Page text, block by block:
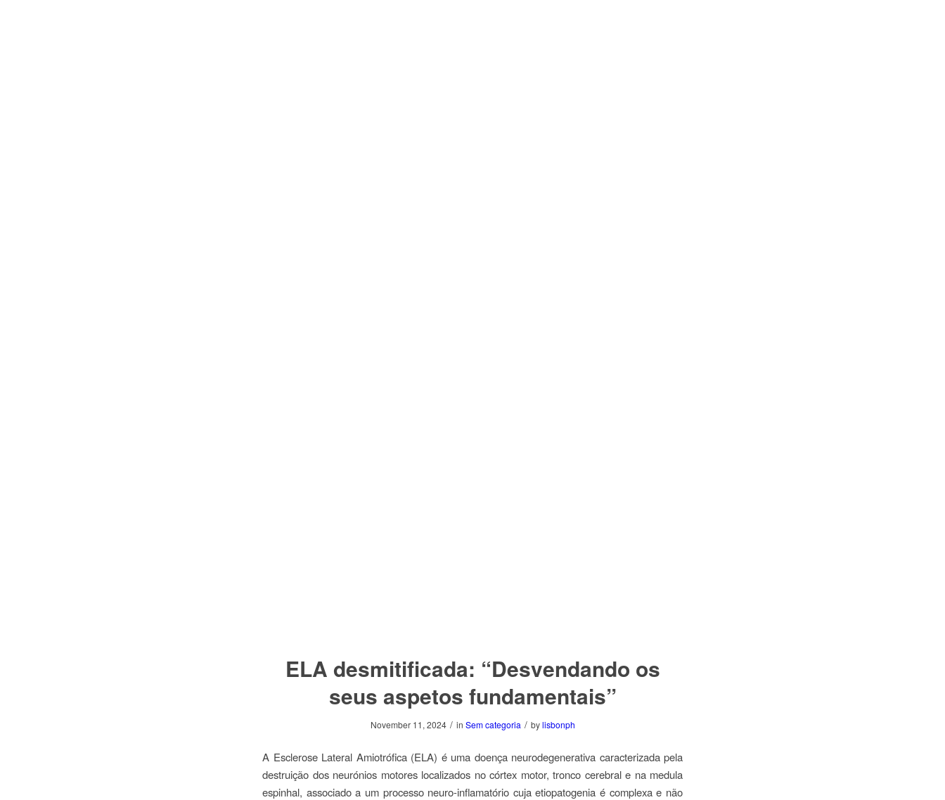
ELA desmitificada: “Desvendando os
seus aspetos fundamentais”
November 11, 2024 / in Sem categoria / bylisbonph
A Esclerose Lateral Amiotrófica (ELA) é uma doença neurodegenerativa caracterizada pela
destruição dos neurónios motores localizados no córtex motor, tronco cerebral e na medula
espinhal, associado a um processo neuro-inflamatório cuja etiopatogenia é complexa e não